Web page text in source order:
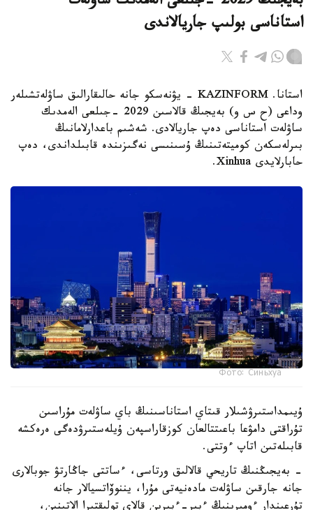
استاناسى بولىپ جاريالاندى
استانا. KAZINFORM - يۋنەسكو جانە حالىقارالىق ساۋلەتشىلەر
وداعى (ح س و) بەيجىڭ قالاسىن 2029 -جىلعى الەمدىك
ساۋلەت استاناسى دەپ جاريالادى. شەشىم باعدارلامانىڭ
بىرلەسكەن كوميتەتىنىڭ ۇسىنىسى نەگىزىندە قابىلداندى، دەپ
حابارلايدى Xinhua.
Фото: Синьхуа
ۇيىمداستىرۋشىلار قىتاي استاناسىنىڭ باي ساۋلەت مۇراسىن
تۇراقتى دامۋعا باعىتتالعان كوزقاراسپەن ۇيلەستىرۋدەگى ەرەكشە
قابىلەتىن اتاپ ءوتتى.
- بەيجىڭنىڭ تاريحي قالالىق ورتاسى، ءساتتى جاڭارتۋ جوبالارى
جانە جارقىن ساۋلەت مادەنيەتى مۇرا، يننوۆاتسيالار جانە